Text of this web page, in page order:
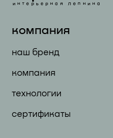
компания
наш бренд
компания
технологии
сертификаты